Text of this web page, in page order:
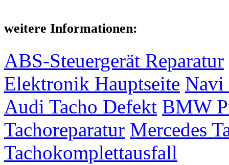
weitere Informationen:
ABS-Steuergerät Reparatur
Elektronik Hauptseite Navi
Audi Tacho Defekt BMW
Tachoreparatur Mercedes
Tachokomplettausfall